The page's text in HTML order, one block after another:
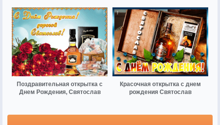
Поздравительная открытка с
Днем Рождения, Святослав
Красочная открытка с днем
рождения Святослав